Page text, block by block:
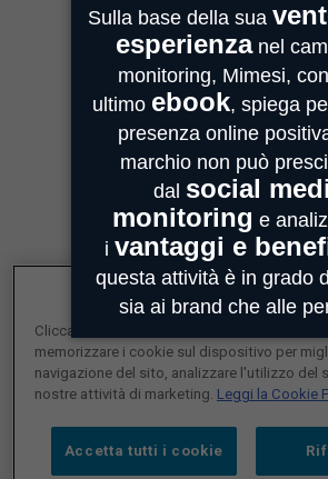
MIMESI FORLÌ
Sede divisione Audio
Via Guido Bonali, 14
47121 Forlì
ASSISTENZA
Tel. 0521 463811
VENDITA
vendite@mimesi.com
Tel. 02 81830263
SEGUICI SUI NOSTRI
Cliccando su “Accetta tutti i cookie”, l'utente
memorizzare i cookie sul dispositivo per
navigazione del sito, analizzare l'utilizzo del
nostre attività di marketing. Leggi la Cookie
Accetta tutti i cookie